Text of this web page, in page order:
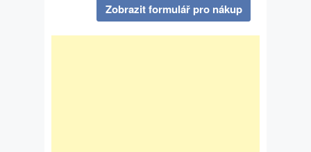
Zobrazit formulář pro nákup